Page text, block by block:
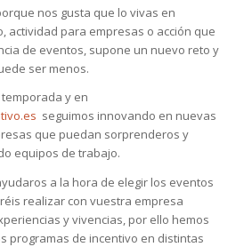
nos gusta que lo vivas en
actividad para empresas o acción que
de eventos, supone un nuevo reto y
ser menos.
y en
seguimos innovando en nuevas
que puedan sorprenderos y
equipos de trabajo.
a la hora de elegir los eventos
realizar con vuestra empresa
y vivencias, por ello hemos
programas de incentivo en distintas